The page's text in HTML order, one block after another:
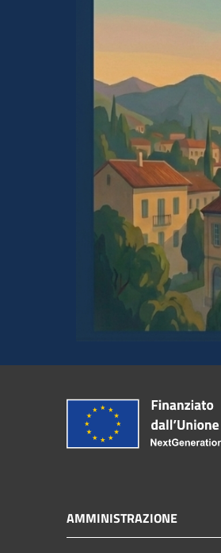
AMMINISTRAZIONE